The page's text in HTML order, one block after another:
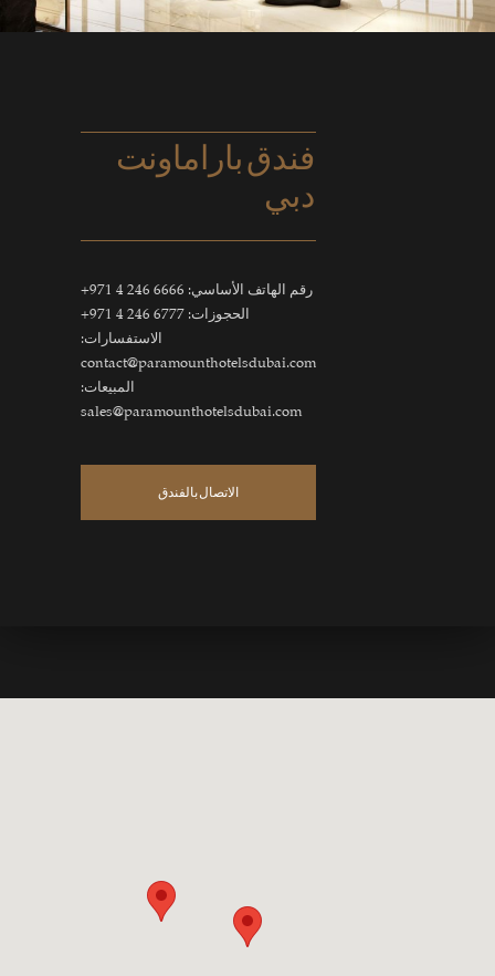
فندق باراماونت
دبي
رقم الهاتف الأساسي: 6666 246 4 971+
الحجوزات: 6777 246 4 971+
الاستفسارات:
contact@paramounthotelsdubai.com
المبيعات:
sales@paramounthotelsdubai.com
الاتصال بالفندق